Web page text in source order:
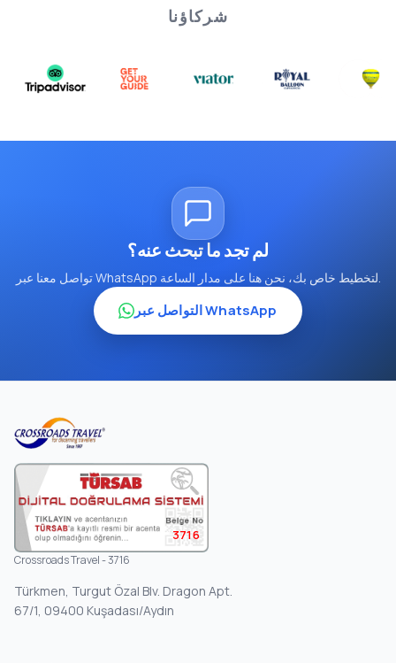
شركاؤنا
لم تجد ما تبحث عنه؟
تواصل معنا عبر WhatsApp لتخطيط خاص بك، نحن هنا على مدار الساعة.
التواصل عبر WhatsApp
3716
Crossroads Travel - 3716
Türkmen, Turgut Özal Blv. Dragon Apt.
67/1, 09400 Kuşadası/Aydın